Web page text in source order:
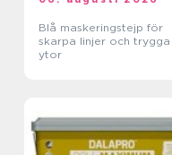
Blå maskeringstejp för
skarpa linjer och trygga
ytor